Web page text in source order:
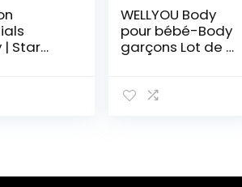
| Star
Mixte
WELLYOU Body
pour bébé-Body
garçons Lot de 2
Rayures